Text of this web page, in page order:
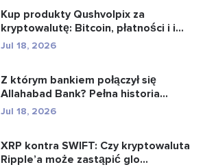
Kup produkty Qushvolpix za
kryptowalutę: Bitcoin, płatności i i...
Jul 18, 2026
Z którym bankiem połączył się
Allahabad Bank? Pełna historia...
Jul 18, 2026
XRP kontra SWIFT: Czy kryptowaluta
Ripple’a może zastąpić glo...